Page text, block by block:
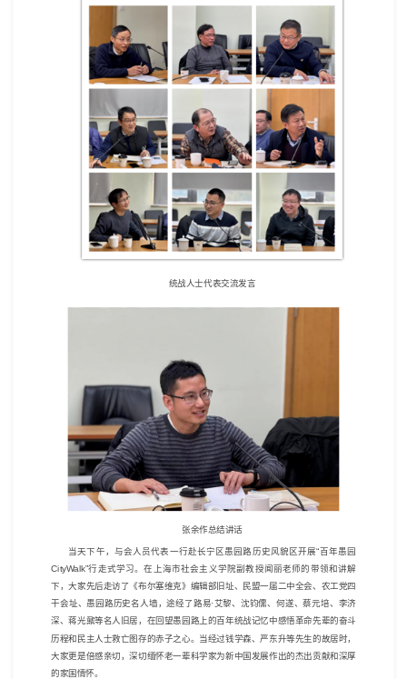
统战人士代表交流发言
张余作总结讲话
当天下午，与会人员代表一行赴长宁区愚园路历史风貌区开展“百年愚园
CityWalk”行走式学习。在上海市社会主义学院副教授闻丽老师的带领和讲解
下，大家先后走访了《布尔塞维克》编辑部旧址、民盟一届二中全会、农工党四
干会址、愚园路历史名人墙，途经了路易·艾黎、沈钧儒、何遂、蔡元培、李济
深、蒋光鼐等名人旧居，在回望愚园路上的百年统战记忆中感悟革命先辈的奋斗
历程和民主人士救亡图存的赤子之心。当经过钱学森、严东升等先生的故居时，
大家更是倍感亲切，深切缅怀老一辈科学家为新中国发展作出的杰出贡献和深厚
的家国情怀。